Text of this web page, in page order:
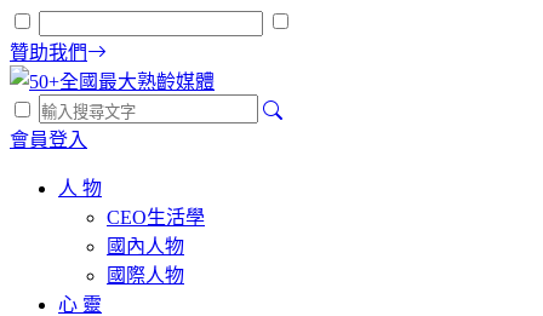
贊助我們
會員登入
人 物
CEO生活學
國內人物
國際人物
心 靈